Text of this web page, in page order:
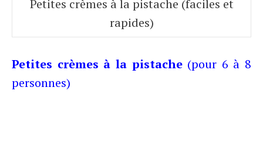
Petites crèmes à la pistache (faciles et
rapides)
Petites crèmes à la pistache(pour 6 à 8
personnes)